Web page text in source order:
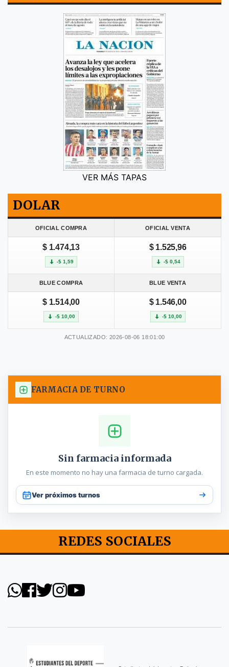
VER MÁS TAPAS
DOLAR
OFICIAL COMPRA OFICIAL VENTA
$ 1.474,13
-$ 1,59
$ 1.525,96
-$ 0,54
BLUE COMPRA BLUE VENTA
$ 1.514,00
-$ 10,00
$ 1.546,00
-$ 10,00
ACTUALIZADO: 2026-08-06 18:01:00
FARMACIA DE TURNO
Sin farmacia informada
En este momento no hay una farmacia de turno cargada.
Ver próximos turnos
REDES SOCIALES